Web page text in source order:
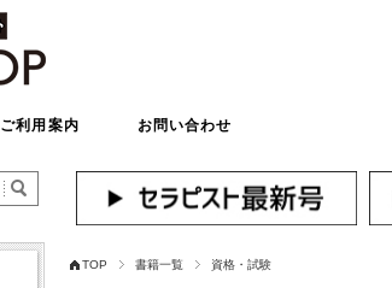
ご利用案内 お問い合わせ
TOP 書籍一覧 資格・試験